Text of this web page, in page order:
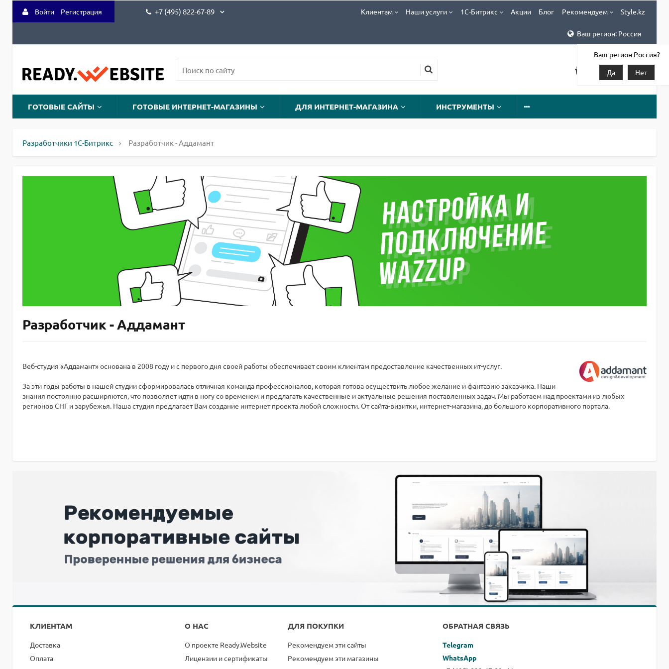
Войти Регистрация +7 (495) 822-67-89 Клиентам Наши услуги 1С-Битрикс Акции Блог Рекомендуем Style.kz
Ваш регион: Россия
Ваш регион Россия?
Да
Нет
ГОТОВЫЕ САЙТЫ ГОТОВЫЕ ИНТЕРНЕТ-МАГАЗИНЫ ДЛЯ ИНТЕРНЕТ-МАГАЗИНА ИНСТРУМЕНТЫ
Разработчики 1С-Битрикс Разработчик - Аддамант
Разработчик - Аддамант
Веб-студия «Аддамант» основана в 2008 году и с первого дня своей работы обеспечивает своим клиентам предоставление качественных ит-услуг.
За эти годы работы в нашей студии сформировалась отличная команда профессионалов, которая готова осуществить любое желание и фантазию заказчика. Наши
знания постоянно расширяются, что позволяет идти в ногу со временем и предлагать качественные и актуальные решения поставленных задач. Мы работаем над проектами из любых
регионов СНГ и зарубежья. Наша студия предлагает Вам создание интернет проекта любой сложности. От сайта-визитки, интернет-магазина, до большого корпоративного портала.
КЛИЕНТАМ О НАС ДЛЯ ПОКУПКИ ОБРАТНАЯ СВЯЗЬ
Доставка
Оплата
О проекте Ready.Website
Лицензии и сертификаты
Рекомендуем эти сайты
Рекомендуем эти магазины
Telegram
WhatsApp